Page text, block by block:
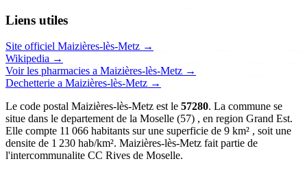
Liens utiles
Site officiel Maizières-lès-Metz →
Wikipedia →
Voir les pharmacies a Maizières-lès-Metz →
Dechetterie a Maizières-lès-Metz →
Le code postal Maizières-lès-Metz est le 57280. La commune se
situe dans le departement de la Moselle (57) , en region Grand Est.
Elle compte 11 066 habitants sur une superficie de 9 km² , soit une
densite de 1 230 hab/km². Maizières-lès-Metz fait partie de
l'intercommunalite CC Rives de Moselle.